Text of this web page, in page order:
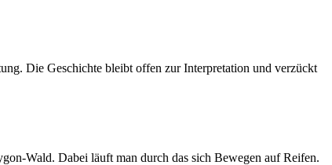
Die Geschichte bleibt offen zur Interpretation und verzückt
Wald. Dabei läuft man durch das sich Bewegen auf Reifen.